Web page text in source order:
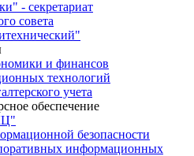
- секретариат
совета
и финансов
технологий
учета
обеспечение
безопасности
информационных